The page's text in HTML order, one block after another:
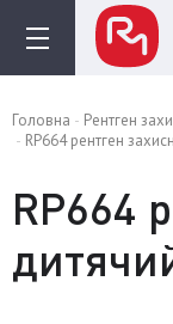
Головна Рентген
RP664 рентген
RP664